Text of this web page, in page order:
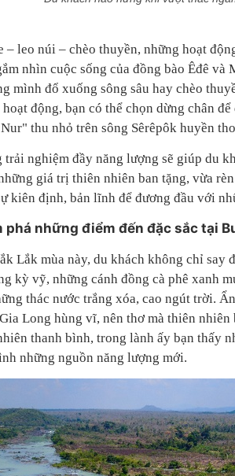
– leo núi – chèo thuyền, những hoạt
nhìn cuộc sống của đồng bào Êđê và
mình đổ xuống sông sâu hay chèo
động, bạn có thể chọn dừng chân
thu nhỏ trên sông Sêrêpôk huyền
trải nghiệm đầy năng lượng sẽ giúp du
giá trị thiên nhiên ban tặng, vừa
kiên định, bản lĩnh để đương đầu với
phá những điểm đến đặc sắc tại
Lắk mùa này, du khách không chỉ say
kỳ vỹ, những cánh đồng cà phê xanh
thác nước trắng xóa, cao ngút trời.
Long hùng vĩ, nên thơ mà thiên
thanh bình, trong lành ấy bạn thấy
những nguồn năng lượng mới.